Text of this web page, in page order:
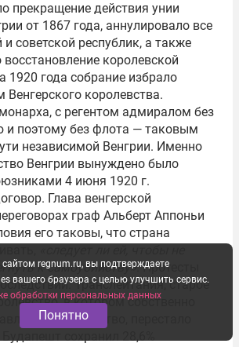
прекращение действия унии
от 1867 года, аннулировало все
советской республик, а также
восстановление королевской
1920 года собрание избрало
Венгерского королевства.
с регентом адмиралом без
и поэтому без флота — таковым
независимой Венгрии. Именно
Венгрии вынуждено было
4 июня 1920 г.
Глава венгерской
граф Альберт Аппоньи
его таковы, что страна
к самоубийству». Протесты
Транслейтания, старое
в котором собственно
меньшинство, перестало
regnum.ru, вы подтверждаете
вашего браузера с целью улучшить сервис.
обработки персональных данных
Понятно